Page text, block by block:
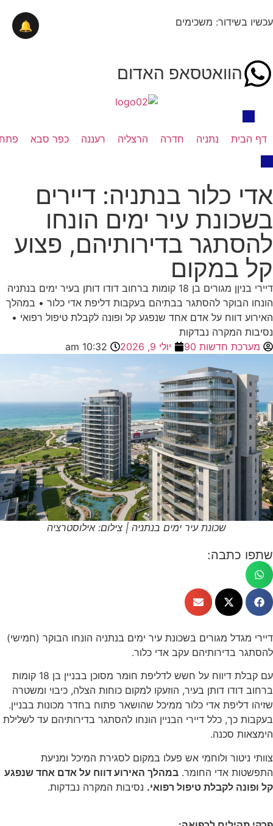
עכשיו בשידור: משכימים
הוואטסאפ האדום
דף הבית נתניה חדרה הרצליה רעננה כפר סבא
אדי כלור בנתניה: דיירים
בשכונת עיר ימים הונחו
להסתגר בדירותיהם, פצוע
קל במקום
דיירי בניןן מגורים בן 18 קומות ברחוב דודו דותן בעיר ימים בנתניה
הונחו הבוקר להסתגר בבתיהם בעקבות דליפת אדי כלור • במהלך
האירוע דווח על אדם אחד שנפגע קל ופונה לקבלת טיפול רפואי •
נסיבות המקרה נבדקות
מערכת חדשות 90
יולי 9, 2026 10:32 am
שכונת עיר ימים בנתניה | צילום: אילוסטרציה
שתפו כתבה:
דיירי מגדל מגורים בשכונת עיר ימים בנתניה הונחו הבוקר (חמישי)
להסתגר בדירותיהם עקב אדי כלור.
עם קבלת דיווח על חשש לדליפת חומר מסוכן בבניין בן 18 קומות
ברחוב דודו דותן בעיר, הוזעקו למקום כוחות הצלה, כיבוי ומשטרה
שזיהו דליפת אדי כלור ממיכל שהושאר פתוח בחדר מכונות בבניין.
בעקבות כך, כלל דיירי הבניין הונחו להסתגר בדירותיהם עד לשלילת
הימצאות סכנה.
צוותי ניטור ולוחמי אש פעלו במקום לסגירת המיכל ומניעת
התפשטות אדי החומר. במהלך האירוע דווח על אדם אחד שנפגע
קל ופונה לקבלת טיפול רפואי. נסיבות המקרה נבדקות.
🔔